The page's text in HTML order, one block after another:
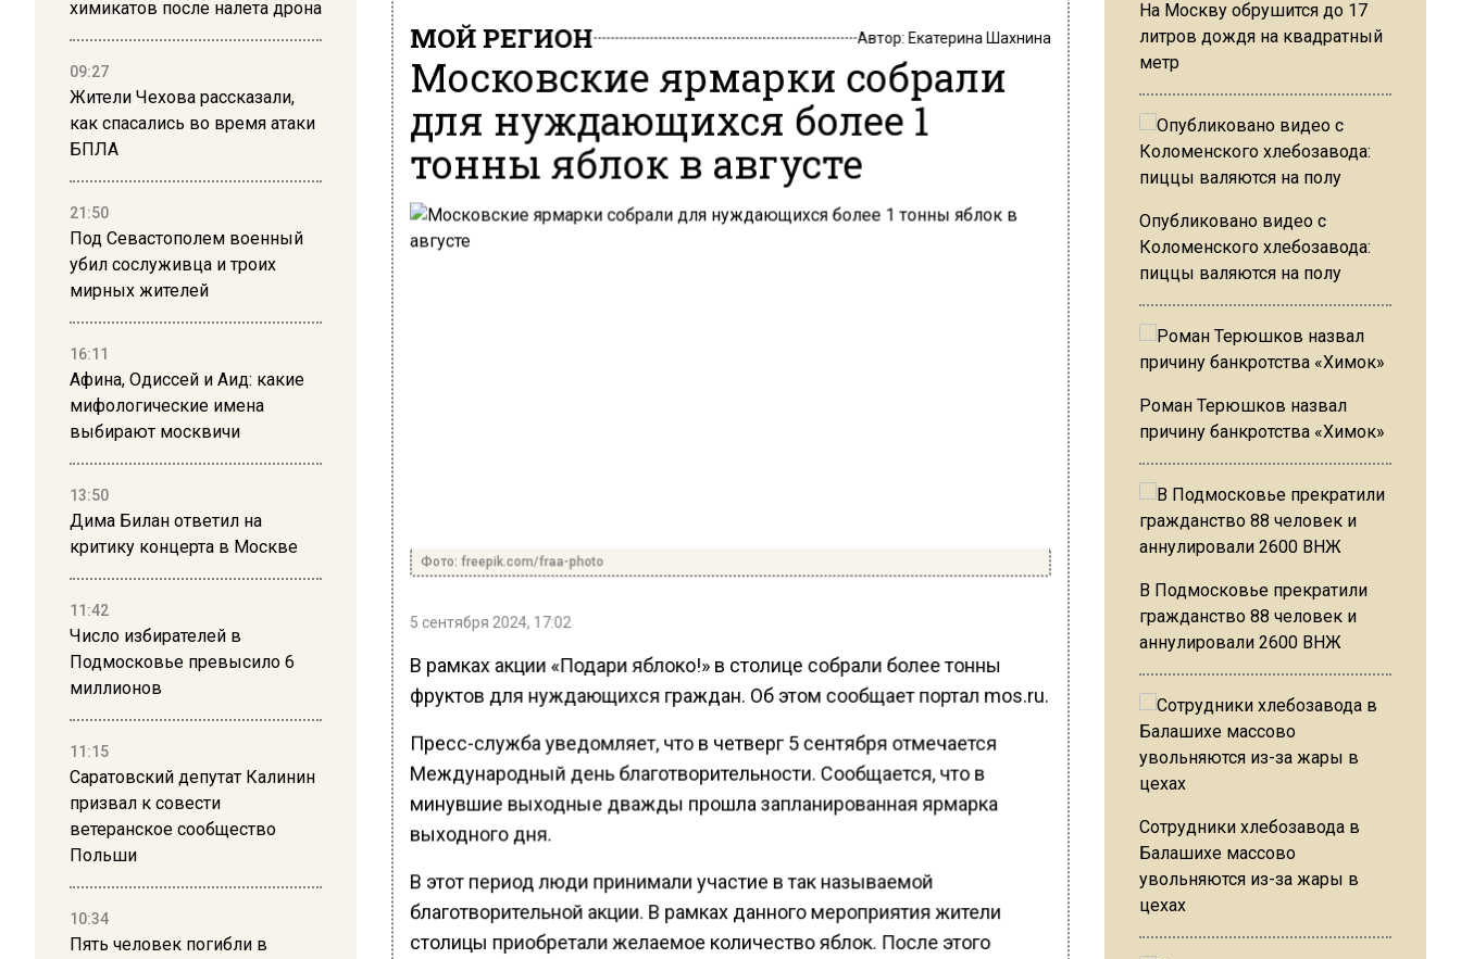
химикатов после налета дрона
09:27
Жители Чехова рассказали,
как спасались во время атаки
БПЛА
21:50
Под Севастополем военный
убил сослуживца и троих
мирных жителей
16:11
Афина, Одиссей и Аид: какие
мифологические имена
выбирают москвичи
13:50
Дима Билан ответил на
критику концерта в Москве
11:42
Число избирателей в
Подмосковье превысило 6
миллионов
11:15
Саратовский депутат Калинин
призвал к совести
ветеранское сообщество
Польши
10:34
Пять человек погибли в
МОЙ РЕГИОН Автор:Екатерина Шахнина
Московские ярмарки собрали
для нуждающихся более 1
тонны яблок в августе
Фото: freepik.com/fraa-photo
5 сентября 2024, 17:02
В рамках акции «Подари яблоко!» в столице собрали более тонны
фруктов для нуждающихся граждан. Об этом сообщает портал mos.ru.
Пресс-служба уведомляет, что в четверг 5 сентября отмечается
Международный день благотворительности. Сообщается, что в
минувшие выходные дважды прошла запланированная ярмарка
выходного дня.
В этот период люди принимали участие в так называемой
благотворительной акции. В рамках данного мероприятия жители
столицы приобретали желаемое количество яблок. После этого
На Москву обрушится до 17
литров дождя на квадратный
метр
Опубликовано видео с
Коломенского хлебозавода:
пиццы валяются на полу
Роман Терюшков назвал
причину банкротства «Химок»
В Подмосковье прекратили
гражданство 88 человек и
аннулировали 2600 ВНЖ
Сотрудники хлебозавода в
Балашихе массово
увольняются из-за жары в
цехах